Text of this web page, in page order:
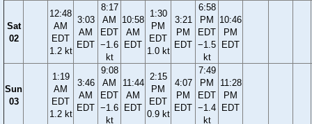
Sat
02
12:48
AM
EDT
1.2 kt
3:03
AM
EDT
8:17
AM
EDT
−1.6
kt
10:58
AM
EDT
1:30
PM
EDT
1.0 kt
3:21
PM
EDT
6:58
PM
EDT
−1.5
kt
10:46
PM
EDT
Sun
03
1:19
AM
EDT
1.2 kt
3:46
AM
EDT
9:08
AM
EDT
−1.6
kt
11:44
AM
EDT
2:15
PM
EDT
0.9 kt
4:07
PM
EDT
7:49
PM
EDT
−1.4
kt
11:28
PM
EDT